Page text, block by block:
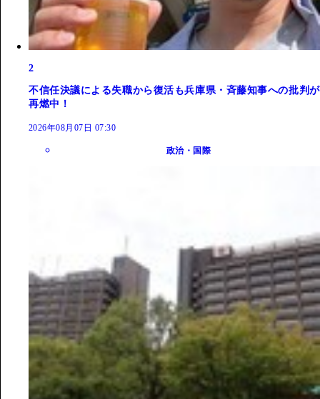
2
不信任決議による失職から復活も兵庫県・斉藤知事への批判が
再燃中！
2026年08月07日 07:30
政治・国際